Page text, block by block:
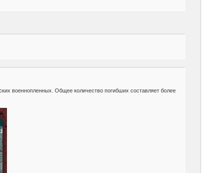
военнопленных. Общее количество погибших составляет более